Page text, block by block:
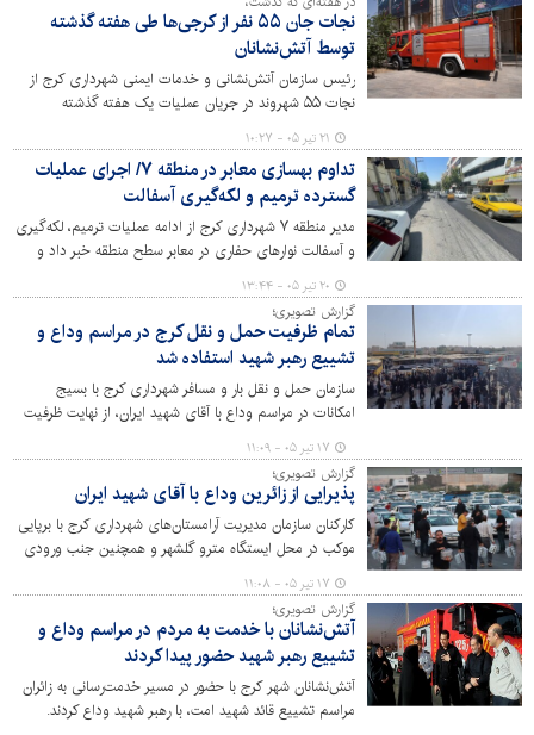
داد.
نجات جان ۵۵ نفر از کرجی‌ها طی هفته گذشته
توسط آتش‌نشانان
رئیس سازمان آتش‌نشانی و خدمات ایمنی شهرداری کرج از
نجات ۵۵ شهروند در جریان عملیات‌ یک هفته گذشته
آتش‌نشانان خبر داد.
۲۱ تیر ۰۵ - ۱۰:۲۷
تداوم بهسازی معابر در منطقه ۷/ اجرای عملیات
گسترده ترمیم و لکه‌گیری آسفالت
مدیر منطقه ۷ شهرداری کرج از ادامه عملیات ترمیم، لکه‌گیری
و آسفالت نوارهای حفاری در معابر سطح منطقه خبر داد و
گفت: این اقدامات با هدف ارتقای کیفیت معابر، افزایش
ایمنی تردد و بهبود سیمای شهری به‌صورت مستمر در حال
اجراست.
۲۰ تیر ۰۵ - ۱۳:۴۴
گزارش تصویری؛
تمام ظرفیت حمل و نقل کرج در مراسم وداع و
تشییع رهبر شهید استفاده شد
سازمان حمل و نقل بار و مسافر شهرداری کرج با بسیج
امکانات در مراسم وداع با آقای شهید ایران، از نهایت ظرفیت
حمل و نقل موجود در شهر کرج استفاده کرد.
۱۷ تیر ۰۵ - ۱۱:۰۹
گزارش تصویری؛
پذیرایی از زائرین وداع با آقای شهید ایران
کارکنان سازمان مدیریت آرامستان‌های شهرداری کرج با برپایی
موکب در محل ایستگاه مترو گلشهر و همچنین جنب ورودی
سازمان واقع در اتوبان کرج – قزوین و در مسیر برگشت از
زائرین وداع با آقای شهید ایران پذیرایی کردند.
۱۷ تیر ۰۵ - ۱۱:۰۸
گزارش تصویری؛
آتش‌نشانان با خدمت به مردم در مراسم وداع و
تشییع رهبر شهید حضور پیدا کردند
آتش‌نشانان شهر کرج با حضور در مسیر خدمت‌رسانی به زائران
مراسم تشییع قائد شهید امت، با رهبر شهید وداع کردند.